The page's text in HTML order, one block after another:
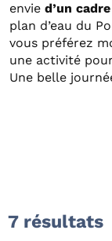
envie d’un
plan d’eau du
vous préférez
une activité
Une belle
7 résultats